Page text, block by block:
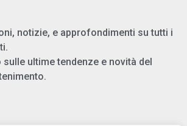
notizie, e approfondimenti su tutti i
ultime tendenze e novità del